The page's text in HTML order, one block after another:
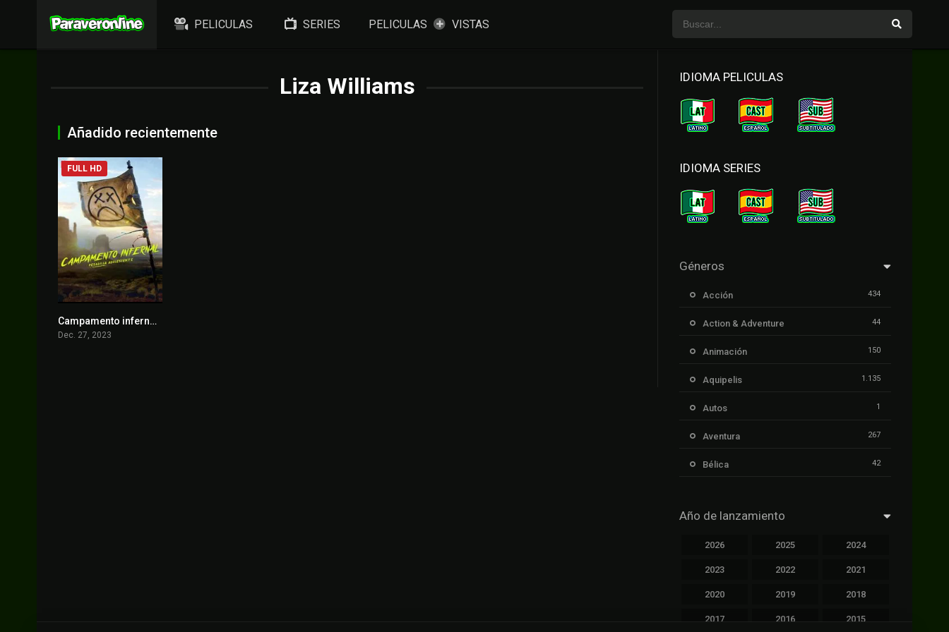
PELICULAS SERIES PELICULAS VISTAS
Liza Williams
Añadido recientemente
6.1
FULL HD
Campamento infernal: Pesadilla adolescente
Dec. 27, 2023
IDIOMA PELICULAS
IDIOMA SERIES
Géneros
Acción 434
Action & Adventure 44
Animación 150
Aquipelis 1.135
Autos 1
Aventura 267
Bélica 42
Cinecalidad
Cinetux 1.139
Año de lanzamiento
2026 2025 2024
2023 2022 2021
2020 2019 2018
2017 2016 2015